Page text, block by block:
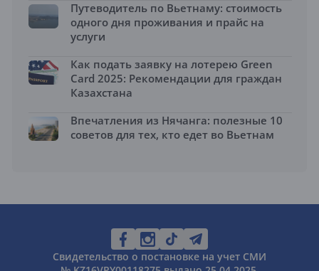
Путеводитель по Вьетнаму: стоимость
одного дня проживания и прайс на
услуги
Как подать заявку на лотерею Green
Card 2025: Рекомендации для граждан
Казахстана
Впечатления из Нячанга: полезные 10
советов для тех, кто едет во Вьетнам
Свидетельство о постановке на учет СМИ